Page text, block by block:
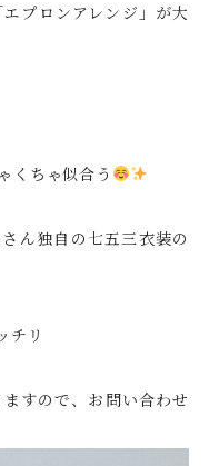
プロンアレンジ」が大
くちゃ似合う
ん独自の七五三衣装の
チリ
すので、お問い合わせ